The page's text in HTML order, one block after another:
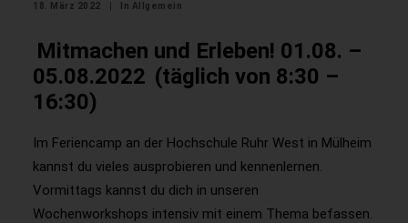
18. März 2022 In Allgemein
Mitmachen und Erleben! 01.08. –
05.08.2022 (täglich von 8:30 –
16:30)
Im Feriencamp an der Hochschule Ruhr West in Mülheim
kannst du vieles ausprobieren und kennenlernen.
Vormittags kannst du dich in unseren
Wochenworkshops intensiv mit einem Thema befassen.